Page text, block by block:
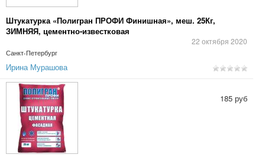
Штукатурка «Полигран ПРОФИ Финишная», меш. 25Кг,
ЗИМНЯЯ, цементно-известковая
22 октября 2020
Санкт-Петербург
Ирина Мурашова
185 руб